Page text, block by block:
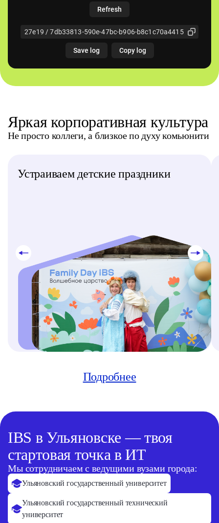
Яркая корпоративная культура
Не просто коллеги, а близкое по духу комьюнити
Подробнее
Устраиваем детские праздники
IBS в Ульяновске — твоя
стартовая точка в ИТ
Мы сотрудничаем с ведущими вузами города:
Ульяновский государственный университет
Ульяновский государственный технический
университет